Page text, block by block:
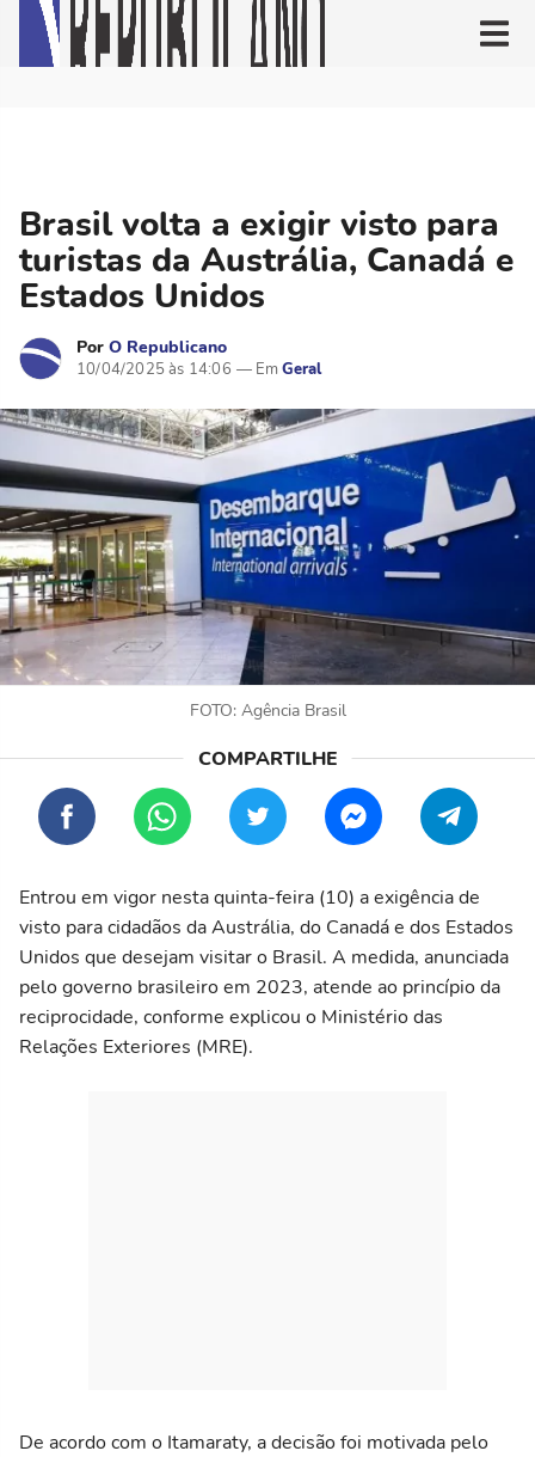
Brasil volta a exigir visto para
turistas da Austrália, Canadá e
Estados Unidos
Por O Republicano
10/04/2025 às 14:06 Geral
FOTO: Agência Brasil
Entrou em vigor nesta quinta-feira (10) a exigência de
visto para cidadãos da Austrália, do Canadá e dos Estados
Unidos que desejam visitar o Brasil. A medida, anunciada
pelo governo brasileiro em 2023, atende ao princípio da
reciprocidade, conforme explicou o Ministério das
Relações Exteriores (MRE).
De acordo com o Itamaraty, a decisão foi motivada pelo